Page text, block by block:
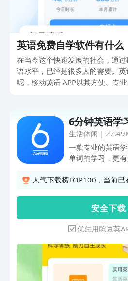
英语免费自学软件有什么
在当今这个快速发展的社会，通
语水平，已经是很多人的需要。
呢，移动英语 APP以其方便、专
剖析了它们的核心功能和各自的
合自己的“好帮手”。6分钟英语学
生活休闲 |
一款专业的英语
单词的学习，更
你的英语听力能力
人气下载榜TOP100，当前
安 全 下 载
优先用豌豆荚